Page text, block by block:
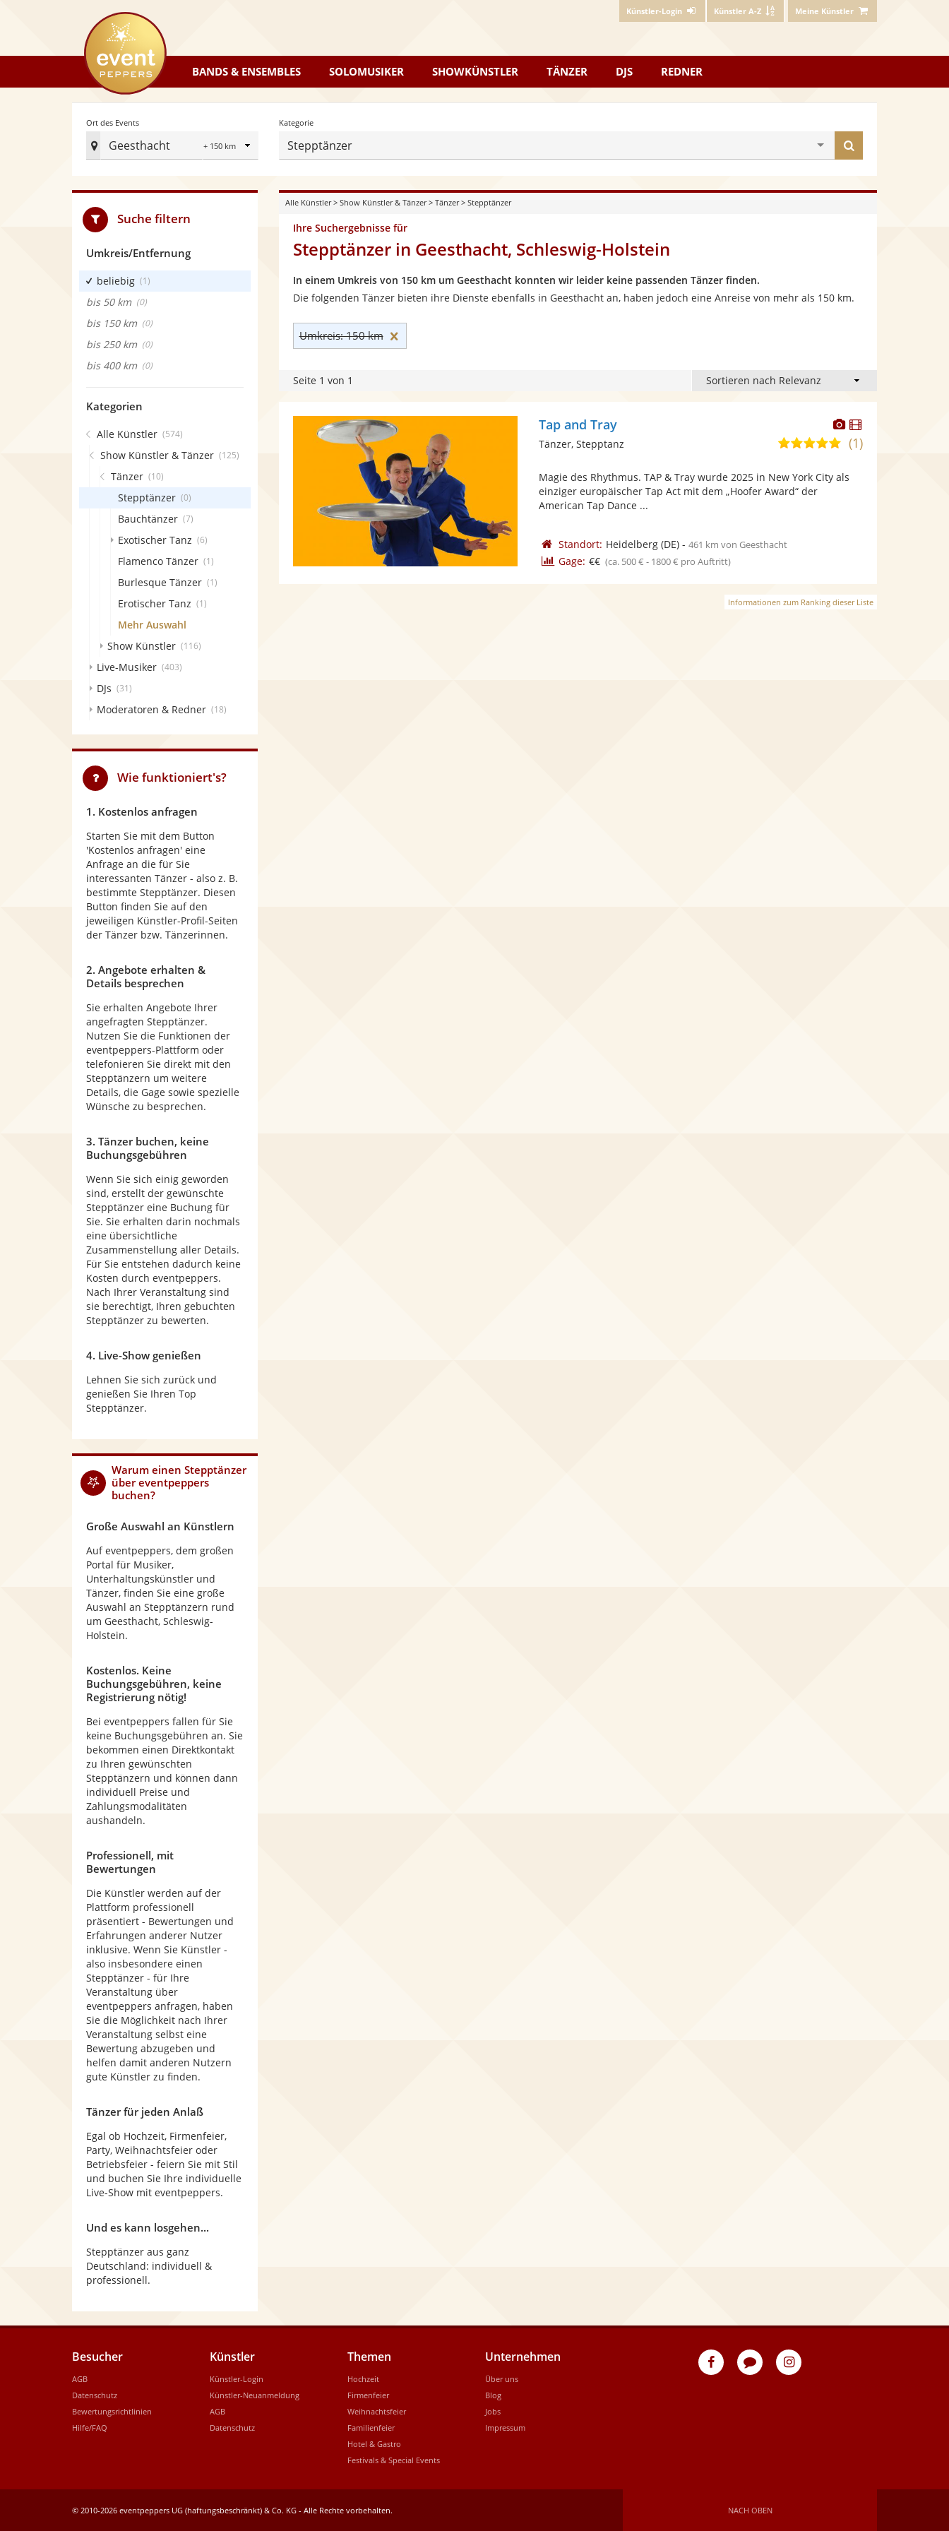
Künstler-Login Künstler A-Z Meine Künstler
eventpeppers
BANDS & ENSEMBLES SOLOMUSIKER SHOWKÜNSTLER TÄNZER DJS REDNER
Ort des Events
Geesthacht
Radius
Ort
Events
festlegen
Kategorie
Stepptänzer
finden
Alle Künstler> Show Künstler & Tänzer> Tänzer> Stepptänzer
Ihre Suchergebnisse für
Stepptänzer in Geesthacht, Schleswig-Holstein
In einem Umkreis von 150 km um Geesthacht konnten wir leider keine passenden Tänzer finden.
Die folgenden Tänzer bieten ihre Dienste ebenfalls in Geesthacht an, haben jedoch eine Anreise von mehr als 150 km.
Umkreis: 150 km
Seite 1 von 1
Dieser
Künstler
stellt
bereit.
Dieser
Künstler
Tap and Tray
5,0
5
(1)
Tänzer, Stepptanz
Magie des Rhythmus. TAP & Tray wurde 2025 in New York City als
einziger europäischer Tap Act mit dem „Hoofer Award“ der
American Tap Dance ...
Standort: Heidelberg(DE)- 461 km von Geesthacht
Gage: €€ (ca. 500 € - 1800 € pro Auftritt)
Informationen zum Ranking dieser Liste
Suche filtern
Umkreis/Entfernung
beliebig (1)
bis 50 km (0)
bis 150 km (0)
bis 250 km (0)
bis 400 km (0)
Kategorien
Alle Künstler (574)
Show Künstler & Tänzer (125)
Tänzer (10)
Stepptänzer (0)
Bauchtänzer (7)
Exotischer Tanz (6)
Flamenco Tänzer (1)
Burlesque Tänzer (1)
Erotischer Tanz (1)
Mehr Auswahl
Show Künstler (116)
Live-Musiker (403)
DJs (31)
Moderatoren & Redner (18)
Wie funktioniert's?
1. Kostenlos anfragen
Starten Sie mit dem Button
'Kostenlos anfragen' eine
Anfrage an die für Sie
interessanten Tänzer - also z. B.
bestimmte Stepptänzer. Diesen
Button finden Sie auf den
jeweiligen Künstler-Profil-Seiten
der Tänzer bzw. Tänzerinnen.
2. Angebote erhalten &
Details besprechen
Sie erhalten Angebote Ihrer
angefragten Stepptänzer.
Nutzen Sie die Funktionen der
eventpeppers-Plattform oder
telefonieren Sie direkt mit den
Stepptänzern um weitere
Details, die Gage sowie spezielle
Wünsche zu besprechen.
3. Tänzer buchen, keine
Buchungsgebühren
Wenn Sie sich einig geworden
sind, erstellt der gewünschte
Stepptänzer eine Buchung für
Sie. Sie erhalten darin nochmals
eine übersichtliche
Zusammenstellung aller Details.
Für Sie entstehen dadurch keine
Kosten durch eventpeppers.
Nach Ihrer Veranstaltung sind
sie berechtigt, Ihren gebuchten
Stepptänzer zu bewerten.
4. Live-Show genießen
Lehnen Sie sich zurück und
genießen Sie Ihren Top
Stepptänzer.
Warum einen Stepptänzer
über eventpeppers
buchen?
Große Auswahl an Künstlern
Auf eventpeppers, dem großen
Portal für Musiker,
Unterhaltungskünstler und
Tänzer, finden Sie eine große
Auswahl an Stepptänzern rund
um Geesthacht, Schleswig-
Holstein.
Kostenlos. Keine
Buchungsgebühren, keine
Registrierung nötig!
Bei eventpeppers fallen für Sie
keine Buchungsgebühren an. Sie
bekommen einen Direktkontakt
zu Ihren gewünschten
Stepptänzern und können dann
individuell Preise und
Zahlungsmodalitäten
aushandeln.
Professionell, mit
Bewertungen
Die Künstler werden auf der
Plattform professionell
präsentiert - Bewertungen und
Erfahrungen anderer Nutzer
inklusive. Wenn Sie Künstler -
also insbesondere einen
Stepptänzer - für Ihre
Veranstaltung über
eventpeppers anfragen, haben
Sie die Möglichkeit nach Ihrer
Veranstaltung selbst eine
Bewertung abzugeben und
helfen damit anderen Nutzern
gute Künstler zu finden.
Tänzer für jeden Anlaß
Egal ob Hochzeit, Firmenfeier,
Party, Weihnachtsfeier oder
Betriebsfeier - feiern Sie mit Stil
und buchen Sie Ihre individuelle
Live-Show mit eventpeppers.
Und es kann losgehen...
Stepptänzer aus ganz
Deutschland: individuell &
professionell.
eventpeppersBlog
eventpeppers
Besucher
AGB
Datenschutz
Bewertungsrichtlinien
Hilfe/FAQ
Künstler
Künstler-Login
Künstler-Neuanmeldung
AGB
Datenschutz
Themen
Hochzeit
Firmenfeier
Weihnachtsfeier
Familienfeier
Hotel & Gastro
Festivals & Special Events
Unternehmen
Über uns
Blog
Jobs
Impressum
NACH OBEN
© 2010-2026 eventpeppers UG (haftungsbeschränkt) & Co. KG - Alle Rechte vorbehalten.